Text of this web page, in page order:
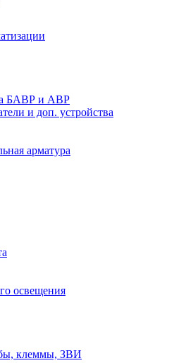
БАВР и АВР
и доп. устройства
арматура
освещения
клеммы, ЗВИ